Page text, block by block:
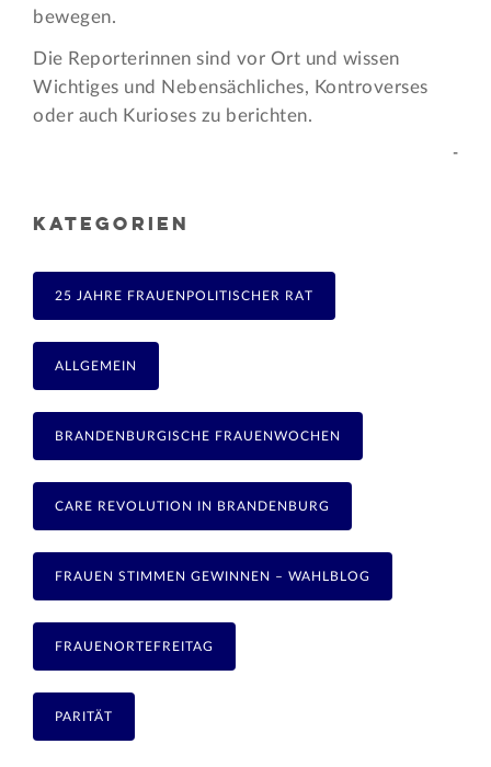
bewegen.
Die Reporterinnen sind vor Ort und wissen
Wichtiges und Nebensächliches, Kontroverses
oder auch Kurioses zu berichten.
-
KATEGORIEN
25 JAHRE FRAUENPOLITISCHER RAT
ALLGEMEIN
BRANDENBURGISCHE FRAUENWOCHEN
CARE REVOLUTION IN BRANDENBURG
FRAUEN STIMMEN GEWINNEN – WAHLBLOG
FRAUENORTEFREITAG
PARITÄT